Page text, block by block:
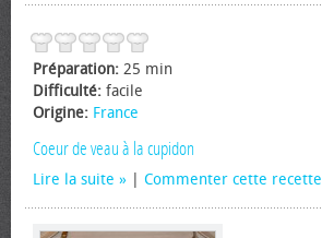
Préparation: 25 min
Difficulté: facile
Origine: France
Coeur de veau à la cupidon
Lire la suite Commenter cette recette